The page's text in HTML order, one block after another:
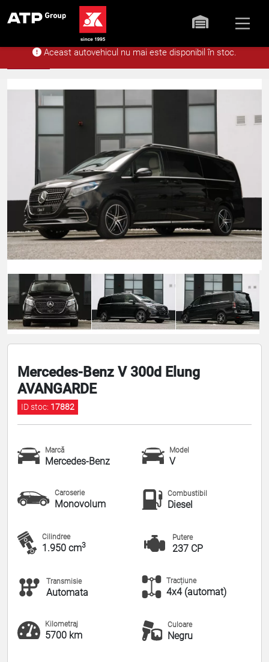
Aceast autovehicul nu mai este disponibil în stoc.
Acasă Stoc Mercedes-Benz V
Mercedes-Benz V 300d Elung
AVANGARDE
ID stoc: 17882
Marcă
Mercedes-Benz
Model
V
Caroserie
Monovolum
Combustibil
Diesel
Cilindree
1.950 cm3
Putere
237 CP
Transmisie
Automata
Tracțiune
4x4 (automat)
Kilometraj
5700 km
Culoare
Negru